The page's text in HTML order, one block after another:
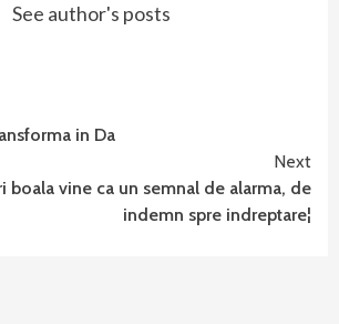
See author's posts
in Da
Next
boala vine ca un semnal de alarma, de
indemn spre indreptare¦